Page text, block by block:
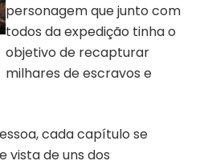
personagem que junto com
todos da expedição tinha o
objetivo de recapturar
milhares de escravos e
cada capítulo se
vista de uns dos